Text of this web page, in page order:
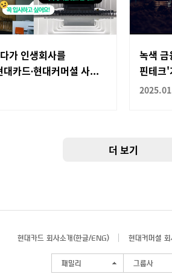
가 인생회사를
카드∙현대커머셜 사...
녹색
핀테크'
더 보기
현대카드 회사소개(한글/ENG) 현대커머셜 회
패밀리 그룹사